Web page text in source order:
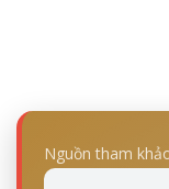
Nguồn tham